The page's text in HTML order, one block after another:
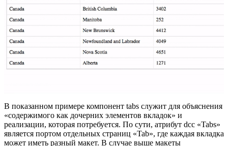
В показанном примере компонент tabs служит для объяснения
«содержимого как дочерних элементов вкладок» и
реализации, которая потребуется. По сути, атрибут dcc «Tabs»
является портом отдельных страниц «Tab», где каждая вкладка
может иметь разный макет. В случае выше макеты